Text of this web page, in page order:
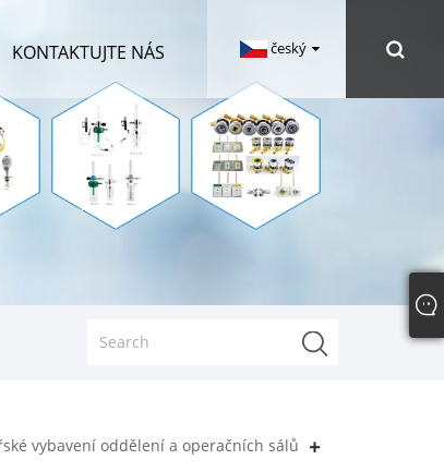
KONTAKTUJTE NÁS český
vybavení oddělení a operačních sálů